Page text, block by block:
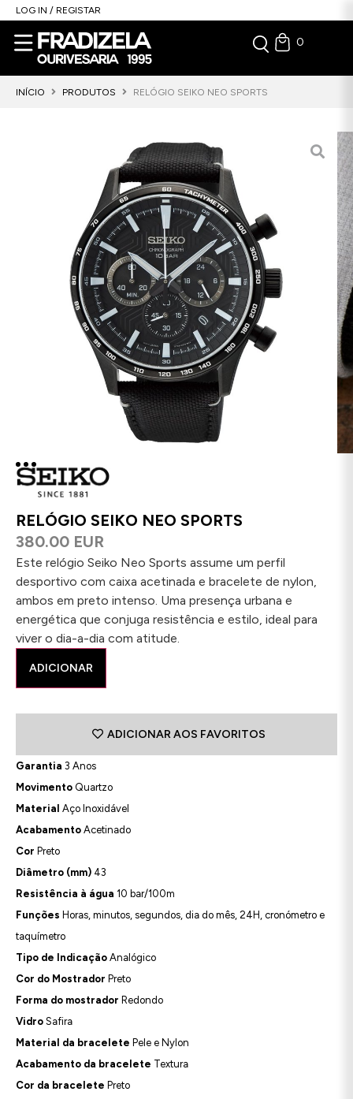
LOG IN / REGISTAR
0
INÍCIO PRODUTOS RELÓGIO SEIKO NEO SPORTS
RELÓGIO SEIKO NEO SPORTS
380.00 EUR
Este relógio Seiko Neo Sports assume um perfil
desportivo com caixa acetinada e bracelete de nylon,
ambos em preto intenso. Uma presença urbana e
energética que conjuga resistência e estilo, ideal para
viver o dia-a-dia com atitude.
ADICIONAR
ADICIONAR AOS FAVORITOS
Garantia 3 Anos
Movimento Quartzo
Material Aço Inoxidável
Acabamento Acetinado
Cor Preto
Diâmetro (mm) 43
Resistência à água 10 bar/100m
Funções Horas, minutos, segundos, dia do mês, 24H, cronómetro e
taquímetro
Tipo de Indicação Analógico
Cor do Mostrador Preto
Forma do mostrador Redondo
Vidro Safira
Material da bracelete Pele e Nylon
Acabamento da bracelete Textura
Cor da bracelete Preto